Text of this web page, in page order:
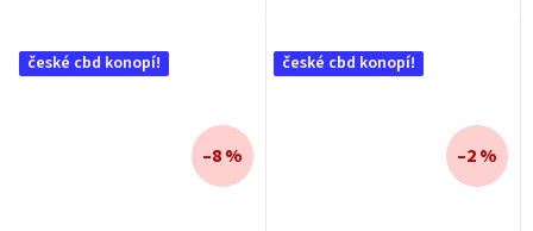
české cbd konopí!
–8 %
české cbd konopí!
–2 %